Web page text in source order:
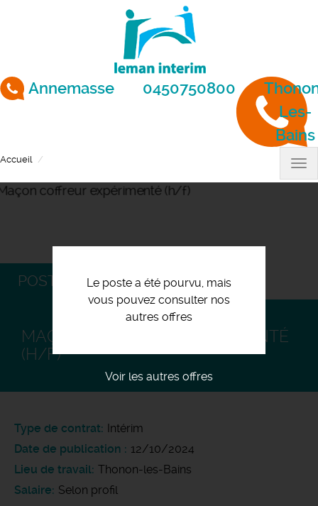
Annemasse 0450750800
Les-
Bains
Accueil
Le poste a été pourvu, mais
vous pouvez consulter nos
autres offres
Voir les autres offres
POSTULEZ
MAÇON COFFREUR EXPÉRIMENTÉ
(H/F)
Type de contrat Intérim
Date de publication
12/10/2024
Lieu de travail Thonon-les-Bains
Salaire Selon profil